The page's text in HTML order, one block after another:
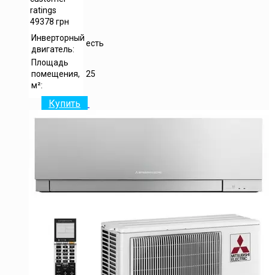
ratings
49378 грн
Инверторный
двигатель:
есть
Площадь
помещения,
м²:
25
Купить